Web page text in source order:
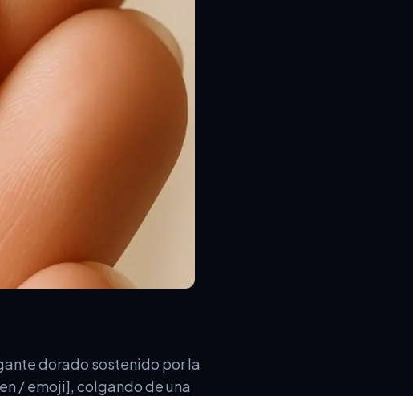
dorado sostenido por la
/ emoji], colgando de una